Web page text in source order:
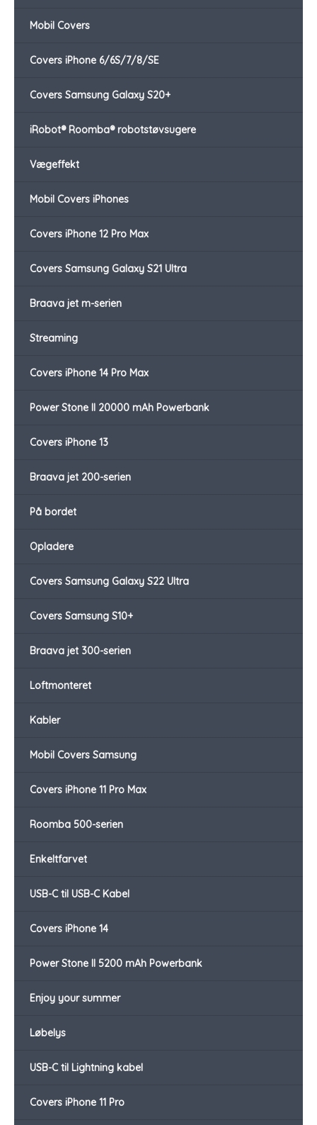
Mobil Covers
Covers iPhone 6/6S/7/8/SE
Covers Samsung Galaxy S20+
iRobot® Roomba® robotstøvsugere
Vægeffekt
Mobil Covers iPhones
Covers iPhone 12 Pro Max
Covers Samsung Galaxy S21 Ultra
Braava jet m-serien
Streaming
Covers iPhone 14 Pro Max
Power Stone II 20000 mAh Powerbank
Covers iPhone 13
Braava jet 200-serien
På bordet
Opladere
Covers Samsung Galaxy S22 Ultra
Covers Samsung S10+
Braava jet 300-serien
Loftmonteret
Kabler
Mobil Covers Samsung
Covers iPhone 11 Pro Max
Roomba 500-serien
Enkeltfarvet
USB-C til USB-C Kabel
Covers iPhone 14
Power Stone II 5200 mAh Powerbank
Enjoy your summer
Løbelys
USB-C til Lightning kabel
Covers iPhone 11 Pro